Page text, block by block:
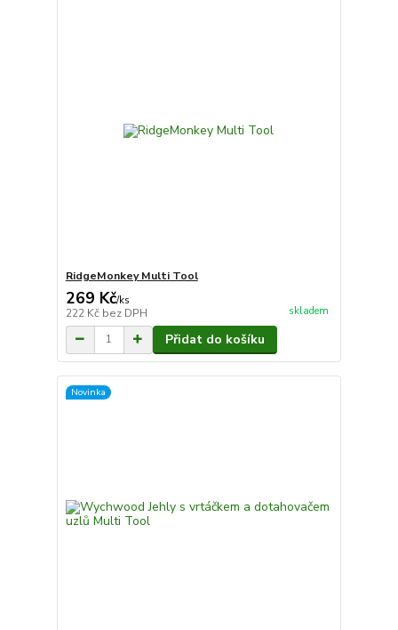
RidgeMonkey Multi Tool
269 Kč/ks
222 Kč bez DPH skladem
Přidat do košíku
Novinka